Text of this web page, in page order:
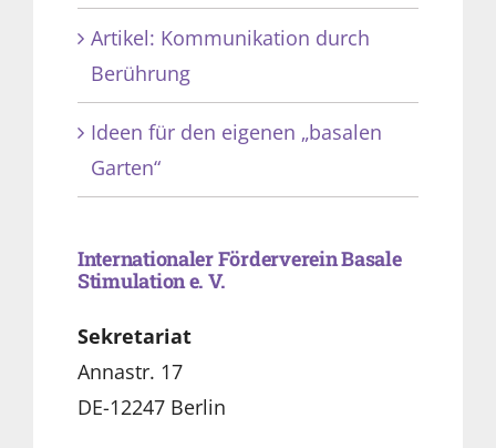
Artikel: Kommunikation durch
Berührung
Ideen für den eigenen „basalen
Garten“
Internationaler Förderverein Basale
Stimulation e. V.
Sekretariat
Annastr. 17
DE-12247 Berlin